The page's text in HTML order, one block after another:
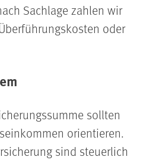
Sachlage zahlen wir
oder
sollten
orientieren.
sind steuerlich